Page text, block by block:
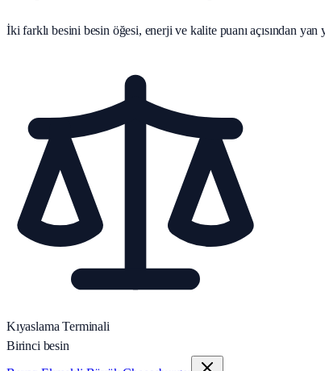
İki farklı besini besin öğesi, enerji ve kalite puanı açısından yan
Kıyaslama Terminali
Birinci besin